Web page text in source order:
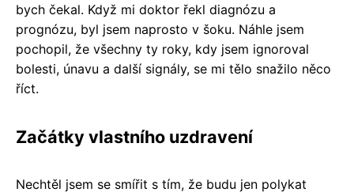
bych čekal. Když mi doktor řekl diagnózu a
prognózu, byl jsem naprosto v šoku. Náhle jsem
pochopil, že všechny ty roky, kdy jsem ignoroval
bolesti, únavu a další signály, se mi tělo snažilo něco
říct.
Začátky vlastního uzdravení
Nechtěl jsem se smířit s tím, že budu jen polykat